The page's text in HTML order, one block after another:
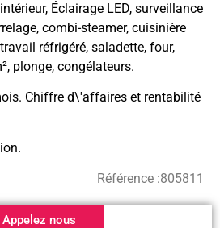
Éclairage LED, surveillance
combi-steamer, cuisinière
réfrigéré, saladette, four,
plonge, congélateurs.
Chiffre d\'affaires et rentabilité
Référence :805811
Appelez nous